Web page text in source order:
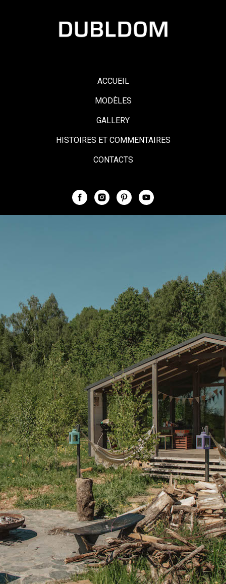
ACCUEIL
MODÈLES
GALLERY
HISTOIRES ET COMMENTAIRES
CONTACTS